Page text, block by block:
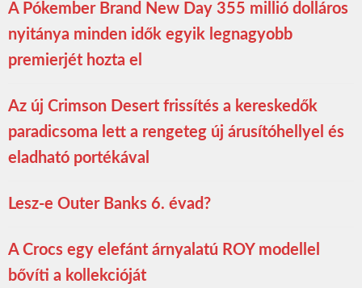
A Pókember Brand New Day 355 millió dolláros
nyitánya minden idők egyik legnagyobb
premierjét hozta el
Az új Crimson Desert frissítés a kereskedők
paradicsoma lett a rengeteg új árusítóhellyel és
eladható portékával
Lesz-e Outer Banks 6. évad?
A Crocs egy elefánt árnyalatú ROY modellel
bővíti a kollekcióját